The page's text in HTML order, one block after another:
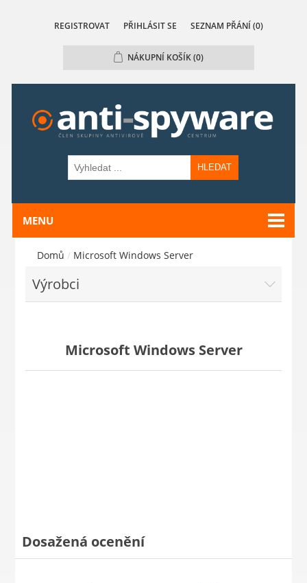
REGISTROVAT PŘIHLÁSIT SE SEZNAM PŘÁNÍ (0)
NÁKUPNÍ KOŠÍK(0)
HLEDAT
MENU
Domů / Microsoft Windows Server
Výrobci
Microsoft Windows Server
Dosažená ocenění